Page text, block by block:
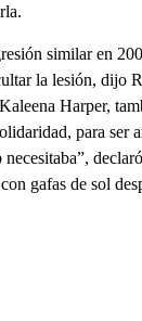
similar en
la lesión, dijo
Harper,
para ser
necesitaba”,
gafas de sol